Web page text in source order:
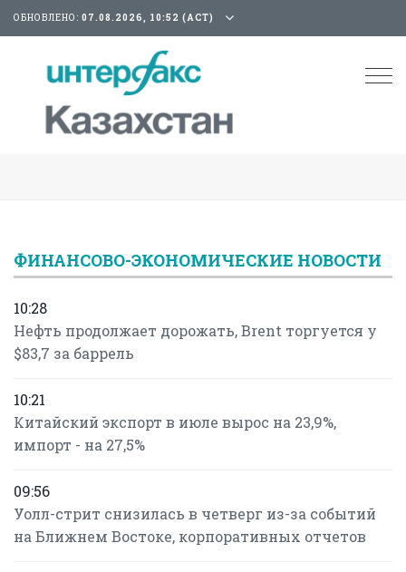
ОБНОВЛЕНО: 07.08.2026, 10:52 (АСТ)
ФИНАНСОВО-ЭКОНОМИЧЕСКИЕ НОВОСТИ
10:28
Нефть продолжает дорожать, Brent торгуется у
$83,7 за баррель
10:21
Китайский экспорт в июле вырос на 23,9%,
импорт - на 27,5%
09:56
Уолл-стрит снизилась в четверг из-за событий
на Ближнем Востоке, корпоративных отчетов